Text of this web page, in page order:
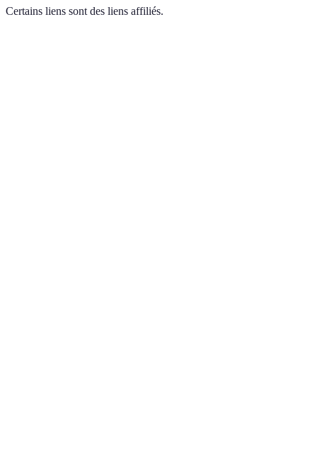
Certains liens sont des liens affiliés.